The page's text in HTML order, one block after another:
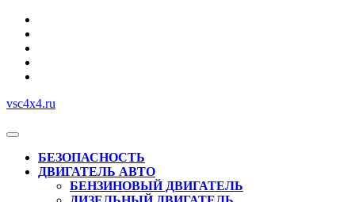
Перейти
содержимому
vsc4x4.ru
Кнопка
ОткрытьБЕЗОПАСНОСТЬ
ДВИГАТЕЛЬ АВТО
БЕНЗИНОВЫЙ ДВИГАТЕЛЬ